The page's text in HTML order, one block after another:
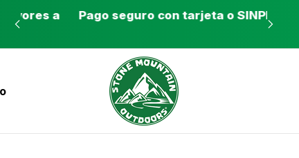
Pago seguro con tarjeta o SINPE móvil
a todo el país con Correos de Costa